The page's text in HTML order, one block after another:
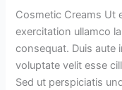
Cosmetic Creams Ut
exercitation ullamco
consequat. Duis aute
voluptate velit esse
Sed ut perspiciatis
soap